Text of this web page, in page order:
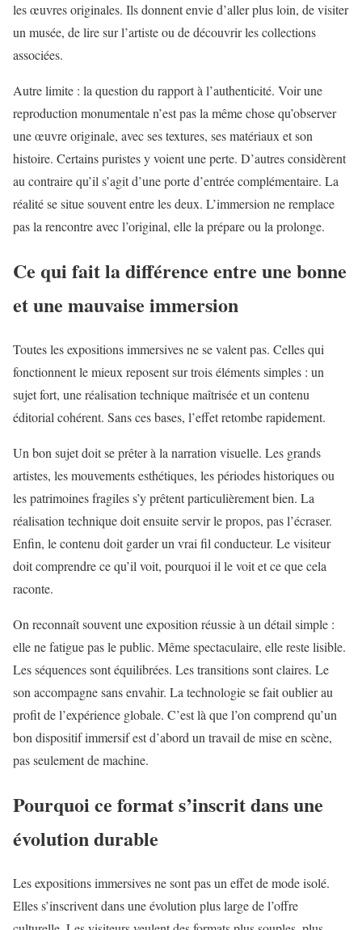
les œuvres originales. Ils donnent envie d’aller plus loin, de visiter
un musée, de lire sur l’artiste ou de découvrir les collections
associées.
Autre limite : la question du rapport à l’authenticité. Voir une
reproduction monumentale n’est pas la même chose qu’observer
une œuvre originale, avec ses textures, ses matériaux et son
histoire. Certains puristes y voient une perte. D’autres considèrent
au contraire qu’il s’agit d’une porte d’entrée complémentaire. La
réalité se situe souvent entre les deux. L’immersion ne remplace
pas la rencontre avec l’original, elle la prépare ou la prolonge.
Ce qui fait la différence entre une bonne
et une mauvaise immersion
Toutes les expositions immersives ne se valent pas. Celles qui
fonctionnent le mieux reposent sur trois éléments simples : un
sujet fort, une réalisation technique maîtrisée et un contenu
éditorial cohérent. Sans ces bases, l’effet retombe rapidement.
Un bon sujet doit se prêter à la narration visuelle. Les grands
artistes, les mouvements esthétiques, les périodes historiques ou
les patrimoines fragiles s’y prêtent particulièrement bien. La
réalisation technique doit ensuite servir le propos, pas l’écraser.
Enfin, le contenu doit garder un vrai fil conducteur. Le visiteur
doit comprendre ce qu’il voit, pourquoi il le voit et ce que cela
raconte.
On reconnaît souvent une exposition réussie à un détail simple :
elle ne fatigue pas le public. Même spectaculaire, elle reste lisible.
Les séquences sont équilibrées. Les transitions sont claires. Le
son accompagne sans envahir. La technologie se fait oublier au
profit de l’expérience globale. C’est là que l’on comprend qu’un
bon dispositif immersif est d’abord un travail de mise en scène,
pas seulement de machine.
Pourquoi ce format s’inscrit dans une
évolution durable
Les expositions immersives ne sont pas un effet de mode isolé.
Elles s’inscrivent dans une évolution plus large de l’offre